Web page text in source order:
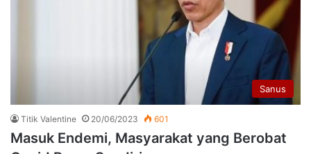
Sanus
Titik Valentine 20/06/2023 601
Masuk Endemi, Masyarakat yang Berobat